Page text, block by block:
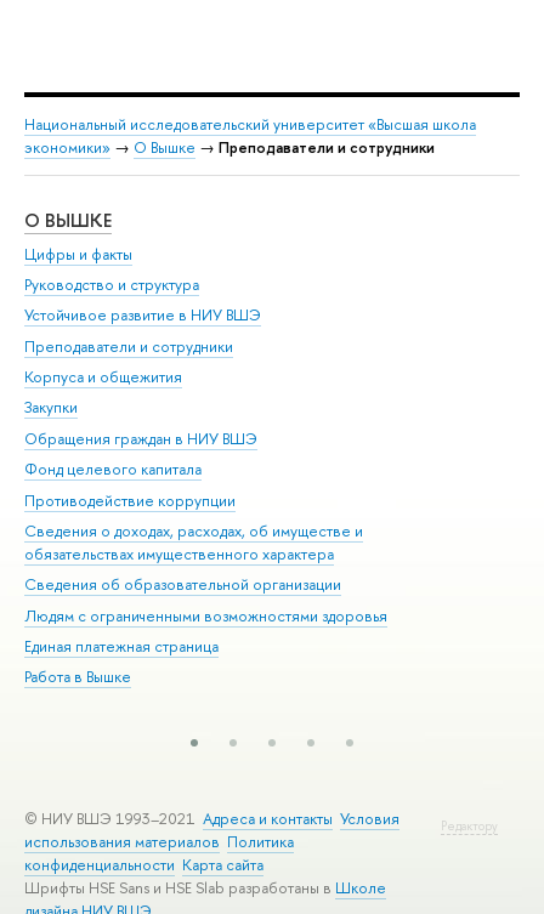
Национальный исследовательский университет «Высшая школа
экономики» → О Вышке → Преподаватели и сотрудники
О ВЫШКЕ
Цифры и факты
Руководство и структура
Устойчивое развитие в НИУ ВШЭ
Преподаватели и сотрудники
Корпуса и общежития
Закупки
Обращения граждан в НИУ ВШЭ
Фонд целевого капитала
Противодействие коррупции
Сведения о доходах, расходах, об имуществе и
обязательствах имущественного характера
Сведения об образовательной организации
Людям с ограниченными возможностями здоровья
Единая платежная страница
Работа в Вышке
Редактору
© НИУ ВШЭ 1993–2021 Адреса и контакты Условия
использования материалов Политика
конфиденциальности Карта сайта
Шрифты HSE Sans и HSE Slab разработаны в Школе